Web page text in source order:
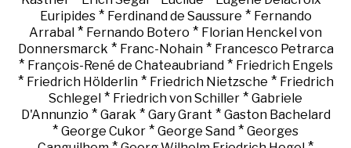
Euripides* Ferdinand de Saussure * Fernando
Arrabal * Fernando Botero * Florian Henckel von
Donnersmarck * Franc-Nohain* Francesco Petrarca
* François-René de Chateaubriand* Friedrich Engels
* Friedrich Hölderlin* Friedrich Nietzsche * Friedrich
Schlegel * Friedrich von Schiller * Gabriele
D'Annunzio * Garak * Gary Grant * Gaston Bachelard
* George Cukor * George Sand * Georges